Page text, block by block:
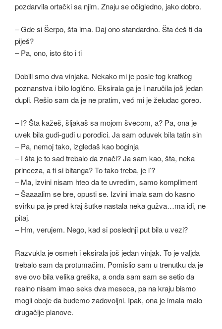
pozdarvila ortački sa njim. Znaju se očigledno, jako dobro.
– Gde si Šerpo, šta ima. Daj ono standardno. Šta ćeš ti da
piješ?
– Pa, ono, isto što i ti
Dobili smo dva vinjaka. Nekako mi je posle tog kratkog
poznanstva i bilo logično. Eksirala ga je i naručila još jedan
dupli. Rešio sam da je ne pratim, već mi je želudac goreo.
– I? Šta kažeš, šljakaš sa mojom švecom, a? Pa, ona je
uvek bila gudi-gudi u porodici. Ja sam oduvek bila tatin sin
– Pa, nemoj tako, izgledaš kao boginja
– I šta je to sad trebalo da znači? Ja sam kao, šta, neka
princeza, a ti si bitanga? To tako treba, je l’?
– Ma, izvini nisam hteo da te uvredim, samo kompliment
– Šaaaalim se bre, opusti se. Izvini imala sam do kasno
svirku pa je pred kraj šutke nastala neka gužva…ma idi, ne
pitaj.
– Hm, verujem. Nego, kad si poslednji put bila u vezi?
Razvukla je osmeh i eksirala još jedan vinjak. To je valjda
trebalo sam da protumačim. Pomislio sam u trenutku da je
sve ovo bila velika greška, a onda sam sam se setio da
realno nisam imao seks dva meseca, pa na kraju bismo
mogli oboje da budemo zadovoljni. Ipak, ona je imala malo
drugačije planove.